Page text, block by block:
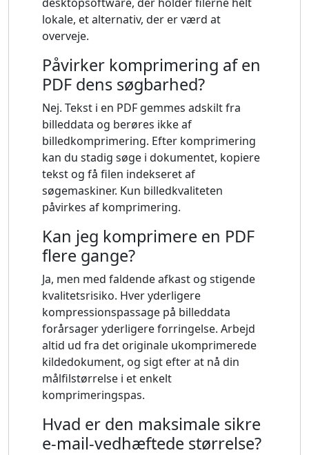
lokale, et alternativ, der er værd at
overveje.
Påvirker komprimering af en
PDF dens søgbarhed?
Nej. Tekst i en PDF gemmes adskilt fra
billeddata og berøres ikke af
billedkomprimering. Efter komprimering
kan du stadig søge i dokumentet, kopiere
tekst og få filen indekseret af
søgemaskiner. Kun billedkvaliteten
påvirkes af komprimering.
Kan jeg komprimere en PDF
flere gange?
Ja, men med faldende afkast og stigende
kvalitetsrisiko. Hver yderligere
kompressionspassage på billeddata
forårsager yderligere forringelse. Arbejd
altid ud fra det originale ukomprimerede
kildedokument, og sigt efter at nå din
målfilstørrelse i et enkelt
komprimeringspas.
Hvad er den maksimale sikre
e-mail-vedhæftede størrelse?